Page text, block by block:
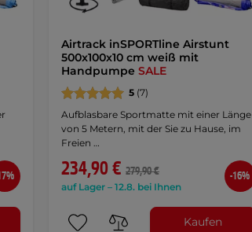
Airtrack inSPORTline Airstunt
500x100x10 cm weiß mit
Handpumpe SALE
5(7)
Aufblasbare Sportmatte mit einer Länge
von 5 Metern, mit der Sie zu Hause, im
Freien …
234,90 € 279,90 €
auf Lager – 12.8. bei Ihnen
-16%
Kaufen